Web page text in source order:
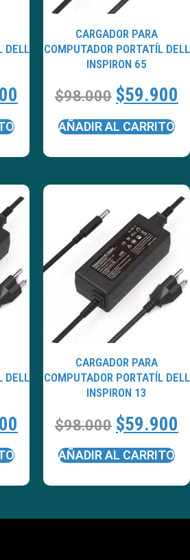
DELL
CARGADOR PARA
COMPUTADOR PORTATÍL DELL
INSPIRON 65
$98.000 $59.900
AÑADIR AL CARRITO
DELL
CARGADOR PARA
COMPUTADOR PORTATÍL DELL
INSPIRON 13
$98.000 $59.900
AÑADIR AL CARRITO